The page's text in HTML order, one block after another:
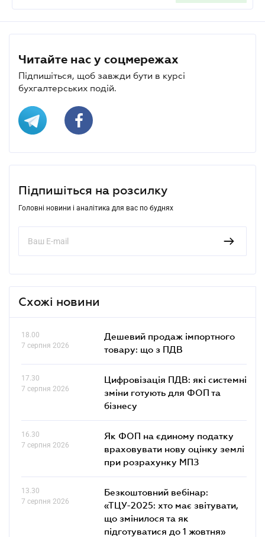
Читайте нас у соцмережах
Підпишіться, щоб завжди бути в курсі
бухгалтерських подій.
Підпишіться на розсилку
Головні новини і аналітика для вас по буднях
Схожі новини
18.00
7 серпня 2026
Дешевий продаж імпортного
товару: що з ПДВ
17.30
7 серпня 2026
Цифровізація ПДВ: які системні
зміни готують для ФОП та
бізнесу
16.30
7 серпня 2026
Як ФОП на єдиному податку
враховувати нову оцінку землі
при розрахунку МПЗ
13.30
7 серпня 2026
Безкоштовний вебінар:
«ТЦУ-2025: хто має звітувати,
що змінилося та як
підготуватися до 1 жовтня»